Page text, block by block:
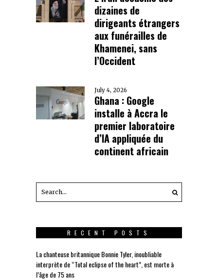
dizaines de
dirigeants étrangers
aux funérailles de
Khamenei, sans
l’Occident
July 4, 2026
Ghana : Google
installe à Accra le
premier laboratoire
d’IA appliquée du
continent africain
RECENT POSTS
La chanteuse britannique Bonnie Tyler, inoubliable
interprète de “Total eclipse of the heart”, est morte à
l’âge de 75 ans